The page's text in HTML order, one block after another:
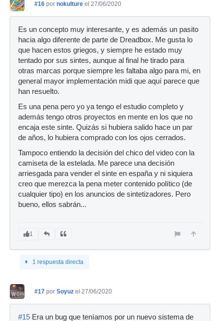
#16 por nokulture el 27/06/2020
Es un concepto muy interesante, y es además un pasito
hacia algo diferente de parte de Dreadbox. Me gusta lo
que hacen estos griegos, y siempre he estado muy
tentado por sus sintes, aunque al final he tirado para
otras marcas porque siempre les faltaba algo para mi, en
general mayor implementación midi que aquí parece que
han resuelto.
Es una pena pero yo ya tengo el estudio completo y
además tengo otros proyectos en mente en los que no
encaja este sinte. Quizás si hubiera salido hace un par
de años, lo hubiera comprado con los ojos cerrados.
Tampoco entiendo la decisión del chico del video con la
camiseta de la estelada. Me parece una decisión
arriesgada para vender el sinte en españa y ni siquiera
creo que merezca la pena meter contenido político (de
cualquier tipo) en los anuncios de sintetizadores. Pero
bueno, ellos sabrán...
1
1 respuesta directa
#17 por Soyuz el 27/06/2020
#15 Era un bug que teníamos por un nuevo sistema de